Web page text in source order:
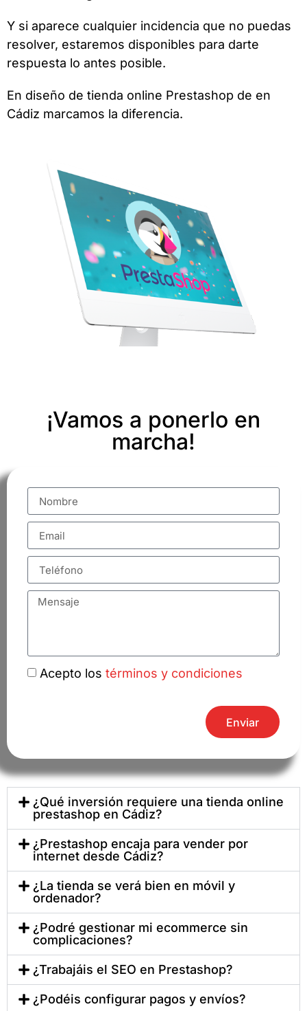
Y si aparece cualquier incidencia que no puedas
resolver, estaremos disponibles para darte
respuesta lo antes posible.
En diseño de tienda online Prestashop de en
Cádiz marcamos la diferencia.
¡Vamos a ponerlo en
marcha!
Acepto los términos y condiciones
Enviar
¿Qué inversión requiere una tienda online
prestashop en Cádiz?
¿Prestashop encaja para vender por
internet desde Cádiz?
¿La tienda se verá bien en móvil y
ordenador?
¿Podré gestionar mi ecommerce sin
complicaciones?
¿Trabajáis el SEO en Prestashop?
¿Podéis configurar pagos y envíos?